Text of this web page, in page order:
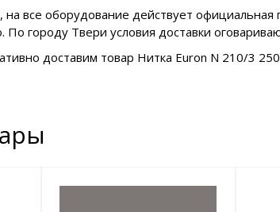
все оборудование действует официальная
По городу Твери условия доставки
доставим товар Нитка Euron N 210/3